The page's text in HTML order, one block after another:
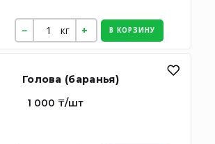
кг В КОРЗИНУ
Голова (баранья)
1 000 ₸/шт